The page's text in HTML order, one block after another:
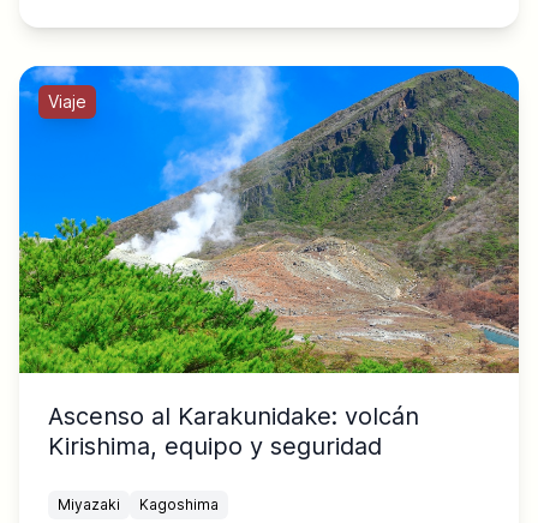
Viaje
Ascenso al Karakunidake: volcán
Kirishima, equipo y seguridad
Miyazaki Kagoshima